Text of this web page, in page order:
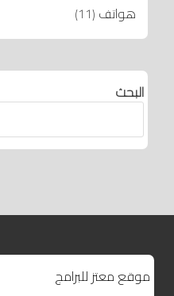
هواتف (11)
البحث
موقع معتز للبرامج